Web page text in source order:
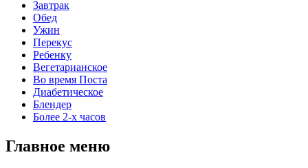
Завтрак
Обед
Ужин
Перекус
Ребенку
Вегетарианское
Во время Поста
Диабетическое
Блендер
Более 2-х часов
Главное меню